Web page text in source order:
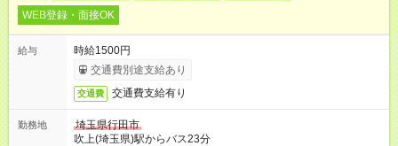
WEB登録・面接OK
給与
時給1500円
交通費別途支給あり
交通費 交通費支給有り
勤務地
埼玉県行田市
吹上(埼玉県)駅からバス23分